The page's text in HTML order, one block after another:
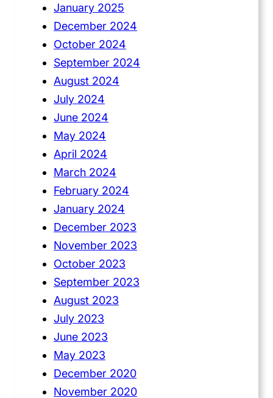
January 2025
December 2024
October 2024
September 2024
August 2024
July 2024
June 2024
May 2024
April 2024
March 2024
February 2024
January 2024
December 2023
November 2023
October 2023
September 2023
August 2023
July 2023
June 2023
May 2023
December 2020
November 2020